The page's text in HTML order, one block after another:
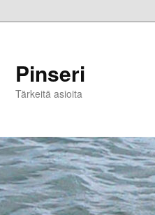
Pinseri
Tärkeitä asioita